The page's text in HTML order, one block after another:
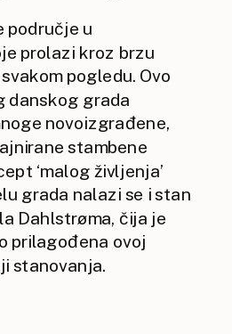
područje u
prolazi kroz brzu
pogledu. Ovo
danskog grada
novoizgrađene,
stambene
‘malog življenja’
grada nalazi se i stan
Dahlstrøma, čija je
prilagođena ovoj
stanovanja.